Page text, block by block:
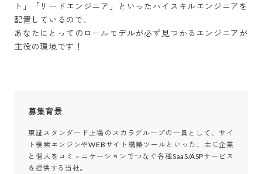
ト」「リードエンジニア」といったハイスキルエンジニアを
配置しているので、
あなたにとってのロールモデルが必ず見つかるエンジニアが
主役の環境です！
募集背景
東証スタンダード上場のスカラグループの一員として、サイ
ト検索エンジンやWEBサイト構築ツールといった、主に企業
と個人をコミュニケーションでつなぐ各種SaaS/ASPサービス
を提供する当社。